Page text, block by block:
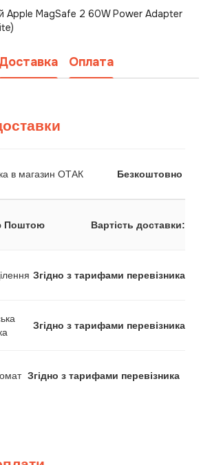
Apple MagSafe 2 60W Power Adapter
Доставка Оплата
в магазин ОТАК Безкоштовно
Поштою Вартість доставки:
Згідно з тарифами перевізника
Згідно з тарифами перевізника
Згідно з тарифами перевізника